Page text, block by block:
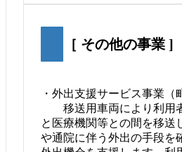
［ その他の事業 ]
・外出支援サービス事業（
移送用車両により利用
と医療機関等との間を移送
や通院に伴う外出の手段を